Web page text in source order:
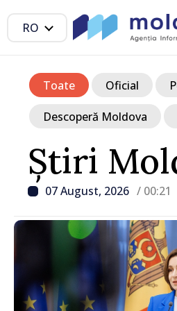
RO
Știri
07 August, 2026 / 00:21
Toate Oficial
Descoperă Moldova